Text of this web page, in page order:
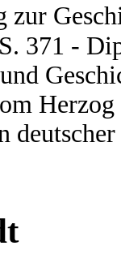
371 -
und